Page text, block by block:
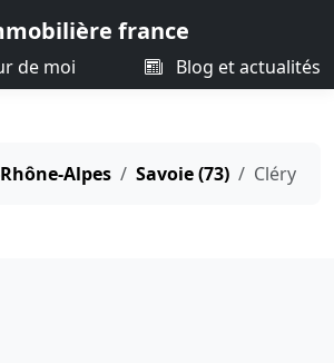
france
de moi Blog et actualités
Alpes Savoie (73) Cléry